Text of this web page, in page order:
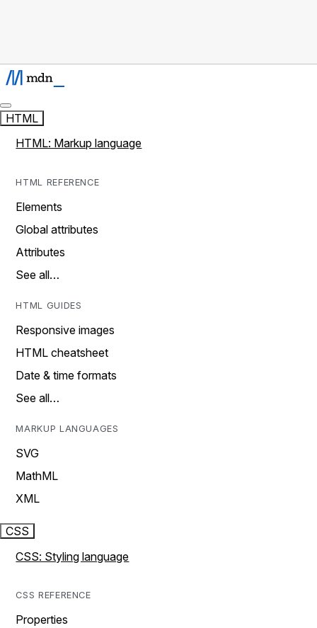
HTML
HTML: Markup language
HTML REFERENCE
Elements
Global attributes
Attributes
See all…
HTML GUIDES
Responsive images
HTML cheatsheet
Date & time formats
See all…
MARKUP LANGUAGES
SVG
MathML
XML
CSS
CSS: Styling language
CSS REFERENCE
Properties